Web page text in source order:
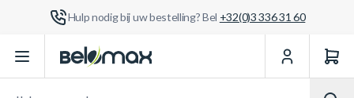
Hulp nodig bij uw bestelling? Bel +32(0)3 336 31 60
Ga naar de inhoud